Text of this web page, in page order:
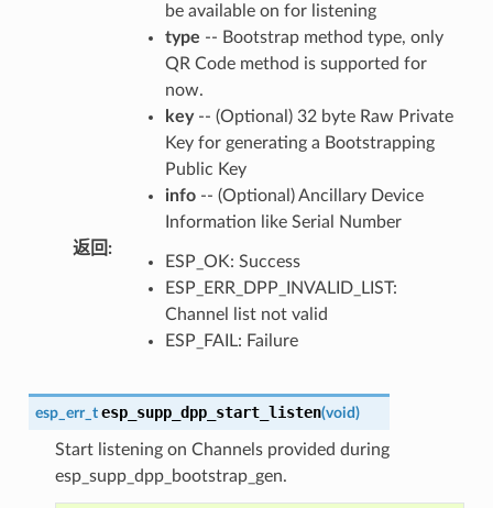
be available on for listening
type -- Bootstrap method type, only
QR Code method is supported for
now.
key-- (Optional) 32 byte Raw Private
Key for generating a Bootstrapping
Public Key
info-- (Optional) Ancillary Device
Information like Serial Number
返回 :
ESP_OK: Success
ESP_ERR_DPP_INVALID_LIST:
Channel list not valid
ESP_FAIL: Failure
esp_err_t esp_supp_dpp_start_listen(void)
Start listening on Channels provided during
esp_supp_dpp_bootstrap_gen.